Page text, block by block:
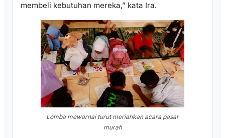
membeli kebutuhan mereka,” kata Ira.
Lomba mewarnai turut meriahkan acara pasar
murah